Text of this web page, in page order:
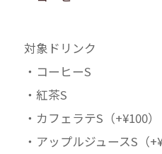
対象ドリンク
・コーヒーS
・紅茶S
・カフェラテS（+¥100）
・アップルジュースS（